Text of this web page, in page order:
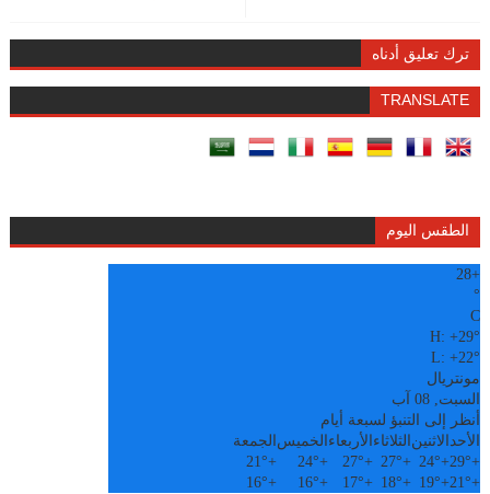
ترك تعليق أدناه
TRANSLATE
الطقس اليوم
+
28
°
C
H:+29°
L:+22°
مونتريال
السبت, 08 آب
أنظر إلى التنبؤ لسبعة أيام
الأحدالاثنين الثلاثاء الأربعاء الخميس الجمعة
+
29°
+
24°
+
27°
+
27°
+
24°
+
21°
+
21°
+
19°
+
18°
+
17°
+
16°
+
16°